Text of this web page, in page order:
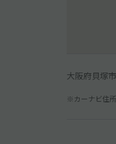
大阪府貝塚
※カーナビ住